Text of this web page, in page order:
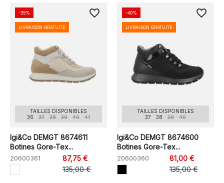
TAILLES DISPONIBLES
36
37 38 39 40 41
Igi&Co DEMGT 8674611
Botines Gore-Tex...
20600361
87,75 €
135,00 €
-35%
LIVRAISON GRATUITE
favorite_border
TAILLES DISPONIBLES
37
38 39 40
Igi&Co DEMGT 8674600
Botines Gore-Tex...
20600360
81,00 €
135,00 €
-40%
LIVRAISON GRATUITE
favorite_border